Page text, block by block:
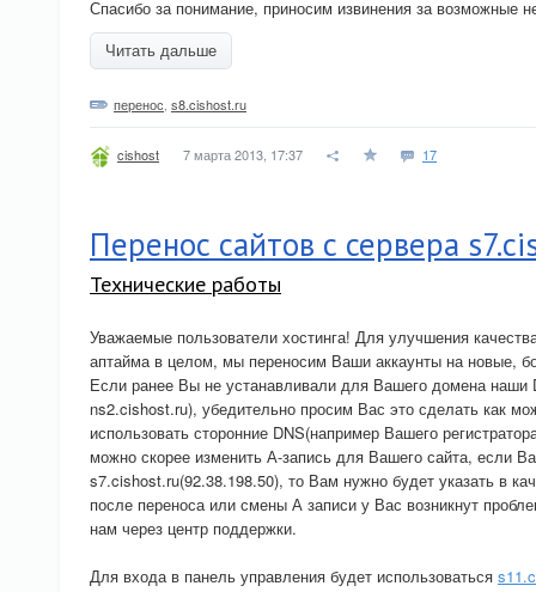
Спасибо за понимание, приносим извинения за возможные
Читать дальше
перенос s8.cishost.ru
cishost 7 марта 2013, 17:37 17
Перенос сайтов с сервера
Технические работы
Уважаемые пользователи хостинга! Для улучшения
аптайма в целом, мы переносим Ваши аккаунты на новые,
Если ранее Вы не устанавливали для Вашего домена наши
ns2.cishost.ru), убедительно просим Вас это сделать как
использовать сторонние DNS(например Вашего
можно скорее изменить А-запись для Вашего сайта, если
s7.cishost.ru(92.38.198.50), то Вам нужно будет указать в
после переноса или смены А записи у Вас возникнут
нам через центр поддержки.
Для входа в панель управления будет использоваться